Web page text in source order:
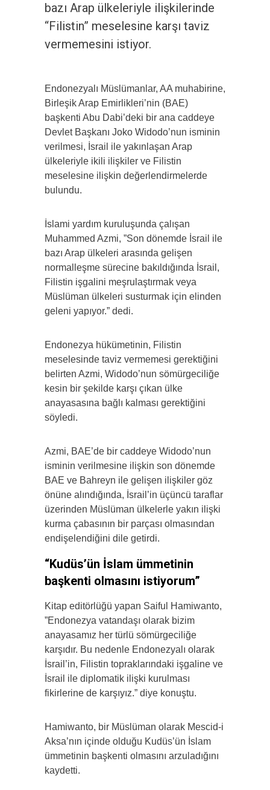
bazı Arap ülkeleriyle ilişkilerinde
“Filistin” meselesine karşı taviz
vermemesini istiyor.
Endonezyalı Müslümanlar, AA muhabirine,
Birleşik Arap Emirlikleri’nin (BAE)
başkenti Abu Dabi’deki bir ana caddeye
Devlet Başkanı Joko Widodo’nun isminin
verilmesi, İsrail ile yakınlaşan Arap
ülkeleriyle ikili ilişkiler ve Filistin
meselesine ilişkin değerlendirmelerde
bulundu.
İslami yardım kuruluşunda çalışan
Muhammed Azmi, ”Son dönemde İsrail ile
bazı Arap ülkeleri arasında gelişen
normalleşme sürecine bakıldığında İsrail,
Filistin işgalini meşrulaştırmak veya
Müslüman ülkeleri susturmak için elinden
geleni yapıyor.” dedi.
Endonezya hükümetinin, Filistin
meselesinde taviz vermemesi gerektiğini
belirten Azmi, Widodo’nun sömürgeciliğe
kesin bir şekilde karşı çıkan ülke
anayasasına bağlı kalması gerektiğini
söyledi.
Azmi, BAE’de bir caddeye Widodo’nun
isminin verilmesine ilişkin son dönemde
BAE ve Bahreyn ile gelişen ilişkiler göz
önüne alındığında, İsrail’in üçüncü taraflar
üzerinden Müslüman ülkelerle yakın ilişki
kurma çabasının bir parçası olmasından
endişelendiğini dile getirdi.
“Kudüs’ün İslam ümmetinin
başkenti olmasını istiyorum”
Kitap editörlüğü yapan Saiful Hamiwanto,
”Endonezya vatandaşı olarak bizim
anayasamız her türlü sömürgeciliğe
karşıdır. Bu nedenle Endonezyalı olarak
İsrail’in, Filistin topraklarındaki işgaline ve
İsrail ile diplomatik ilişki kurulması
fikirlerine de karşıyız.” diye konuştu.
Hamiwanto, bir Müslüman olarak Mescid-i
Aksa’nın içinde olduğu Kudüs’ün İslam
ümmetinin başkenti olmasını arzuladığını
kaydetti.